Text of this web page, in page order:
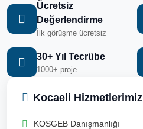
Ücretsiz
Değerlendirme
İlk görüşme ücretsiz
30+ Yıl Tecrübe
1000+ proje
Kocaeli Hizmetlerimiz
KOSGEB Danışmanlığı